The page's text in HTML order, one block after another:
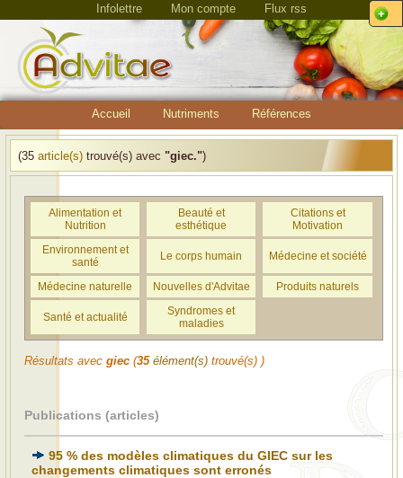
Infolettre Mon compte Flux rss
Accueil Nutriments Références
(35 article(s) trouvé(s) avec "giec.")
Alimentation et
Nutrition
Beauté et
esthétique
Citations et
Motivation
Environnement et
santé
Le corps humain Médecine et société
Médecine naturelle Nouvelles d'Advitae Produits naturels
Santé et actualité
Syndromes et
maladies
Résultats avec giec (35 élément(s) trouvé(s) )
Publications (articles)
95 % des modèles climatiques du GIEC sur les
changements climatiques sont erronés